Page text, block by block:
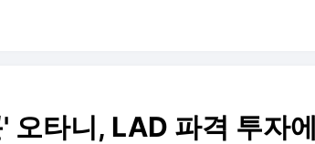
오타니, LAD 파격 투자